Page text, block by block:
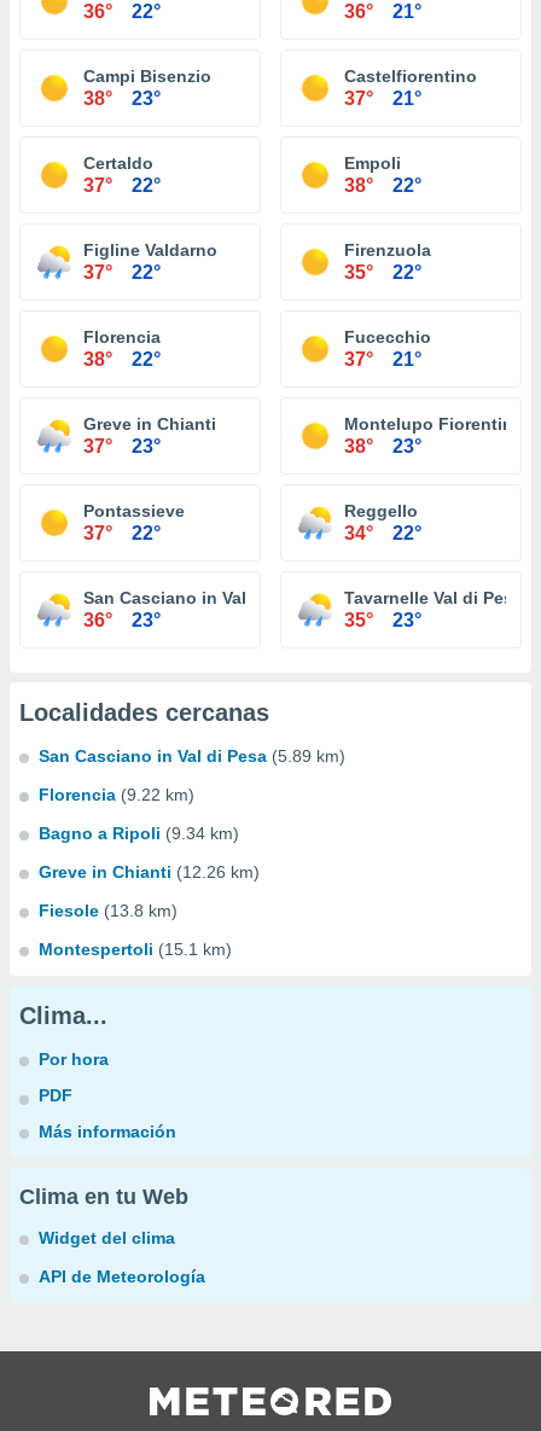
36° 22° 36° 21°
Campi Bisenzio
38° 23°
Castelfiorentino
37° 21°
Certaldo
37° 22°
Empoli
38° 22°
Figline Valdarno
37° 22°
Firenzuola
35° 22°
Florencia
38° 22°
Fucecchio
37° 21°
Greve in Chianti
37° 23°
Montelupo Fiorentino
38° 23°
Pontassieve
37° 22°
Reggello
34° 22°
San Casciano in Val di Pesa
36° 23°
Tavarnelle Val di Pesa
35° 23°
Localidades cercanas
San Casciano in Val di Pesa (5.89 km)
Florencia (9.22 km)
Bagno a Ripoli (9.34 km)
Greve in Chianti (12.26 km)
Fiesole (13.8 km)
Montespertoli (15.1 km)
Clima...
Por hora
PDF
Más información
Clima en tu Web
Widget del clima
API de Meteorología